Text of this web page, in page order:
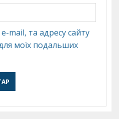
mail, та адресу сайту
моїх подальших